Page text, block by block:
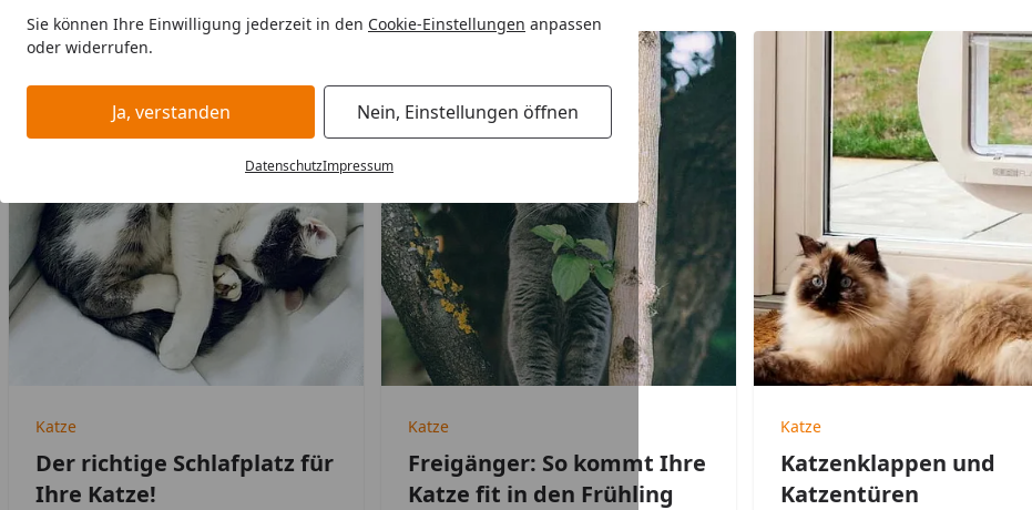
Sie können Ihre Einwilligung jederzeit in den Cookie-Einstellungen anpassen
oder widerrufen.
Ja, verstanden Nein, Einstellungen öffnen
DatenschutzImpressum
Katze
Der richtige Schlafplatz für
Ihre Katze!
Katze
Freigänger: So kommt Ihre
Katze fit in den Frühling
Katze
Katzenklappen und
Katzentüren